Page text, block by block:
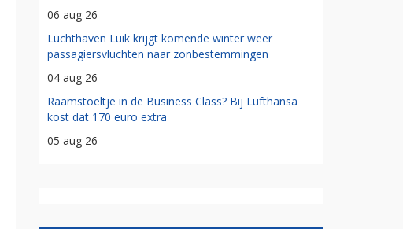
06 aug 26
Luchthaven Luik krijgt komende winter weer
passagiersvluchten naar zonbestemmingen
04 aug 26
Raamstoeltje in de Business Class? Bij Lufthansa
kost dat 170 euro extra
05 aug 26